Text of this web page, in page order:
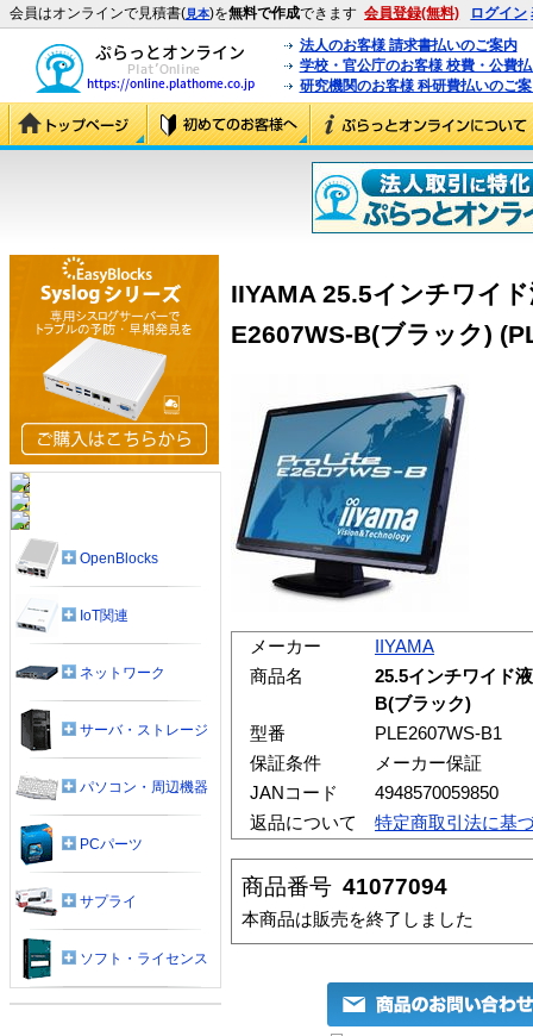
会員はオンラインで見積書(見本)を無料で作成できます 会員登録(無料) ログイン
法人のお客様 請求書払いのご案内
学校・官公庁のお客様 校費・公費
研究機関のお客様 科研費払いのご
IIYAMA 25.5インチワイ
E2607WS-B(ブラック)
メーカー
IIYAMA
商品名
25.5インチワイド
B(ブラック)
型番
PLE2607WS-B1
保証条件
メーカー保証
JANコード
4948570059850
返品について
特定商取引法に基
商品番号 41077094
本商品は販売を終了しました
OpenBlocks
IoT関連
ネットワーク
サーバ・ストレージ
パソコン・周辺機器
PCパーツ
サプライ
ソフト・ライセンス